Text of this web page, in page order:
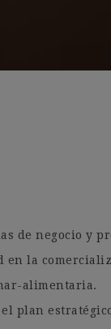
de negocio y
la
alimentaria.
plan